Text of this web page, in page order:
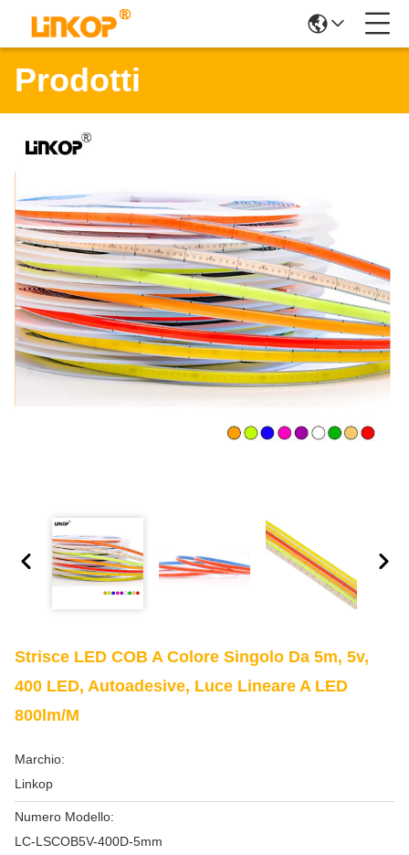
Prodotti
Strisce LED COB A Colore Singolo Da 5m, 5v,
400 LED, Autoadesive, Luce Lineare A LED
800lm/m
Marchio:
Linkop
Numero Modello:
LC-LSCOB5V-400D-5mm